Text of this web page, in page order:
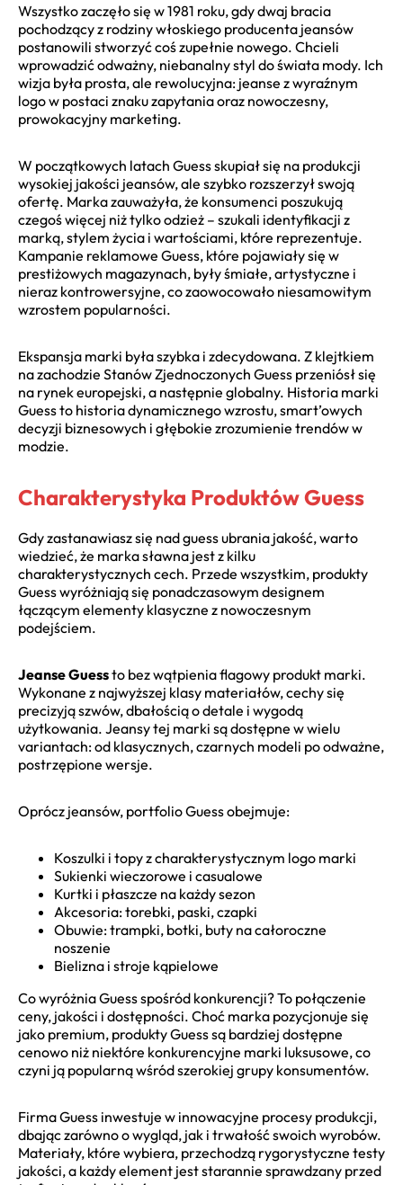
Wszystko zaczęło się w 1981 roku, gdy dwaj bracia
pochodzący z rodziny włoskiego producenta jeansów
postanowili stworzyć coś zupełnie nowego. Chcieli
wprowadzić odważny, niebanalny styl do świata mody. Ich
wizja była prosta, ale rewolucyjna: jeanse z wyraźnym
logo w postaci znaku zapytania oraz nowoczesny,
prowokacyjny marketing.
W początkowych latach Guess skupiał się na produkcji
wysokiej jakości jeansów, ale szybko rozszerzył swoją
ofertę. Marka zauważyła, że konsumenci poszukują
czegoś więcej niż tylko odzież – szukali identyfikacji z
marką, stylem życia i wartościami, które reprezentuje.
Kampanie reklamowe Guess, które pojawiały się w
prestiżowych magazynach, były śmiałe, artystyczne i
nieraz kontrowersyjne, co zaowocowało niesamowitym
wzrostem popularności.
Ekspansja marki była szybka i zdecydowana. Z klejtkiem
na zachodzie Stanów Zjednoczonych Guess przeniósł się
na rynek europejski, a następnie globalny. Historia marki
Guess to historia dynamicznego wzrostu, smart’owych
decyzji biznesowych i głębokie zrozumienie trendów w
modzie.
Charakterystyka Produktów Guess
Gdy zastanawiasz się nad guess ubrania jakość, warto
wiedzieć, że marka sławna jest z kilku
charakterystycznych cech. Przede wszystkim, produkty
Guess wyróżniają się ponadczasowym designem
łączącym elementy klasyczne z nowoczesnym
podejściem.
Jeanse Guessto bez wątpienia flagowy produkt marki.
Wykonane z najwyższej klasy materiałów, cechy się
precizyją szwów, dbałością o detale i wygodą
użytkowania. Jeansy tej marki są dostępne w wielu
variantach: od klasycznych, czarnych modeli po odważne,
postrzępione wersje.
Oprócz jeansów, portfolio Guess obejmuje:
Koszulki i topy z charakterystycznym logo marki
Sukienki wieczorowe i casualowe
Kurtki i płaszcze na każdy sezon
Akcesoria: torebki, paski, czapki
Obuwie: trampki, botki, buty na całoroczne
noszenie
Bielizna i stroje kąpielowe
Co wyróżnia Guess spośród konkurencji? To połączenie
ceny, jakości i dostępności. Choć marka pozycjonuje się
jako premium, produkty Guess są bardziej dostępne
cenowo niż niektóre konkurencyjne marki luksusowe, co
czyni ją popularną wśród szerokiej grupy konsumentów.
Firma Guess inwestuje w innowacyjne procesy produkcji,
dbając zarówno o wygląd, jak i trwałość swoich wyrobów.
Materiały, które wybiera, przechodzą rygorystyczne testy
jakości, a każdy element jest starannie sprawdzany przed